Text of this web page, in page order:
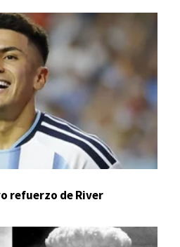
refuerzo de River